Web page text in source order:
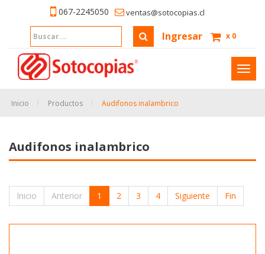
067-2245050 ventas@sotocopias.cl
Ingresar x 0
Inicio Productos Audifonos inalambrico
Audifonos inalambrico
Inicio Anterior 1 2 3 4 Siguiente Fin